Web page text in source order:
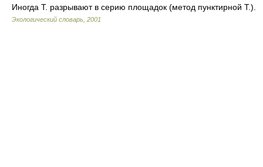
Иногда Т. разрывают в серию площадок (метод пунктирной Т.).
Экологический словарь 2001